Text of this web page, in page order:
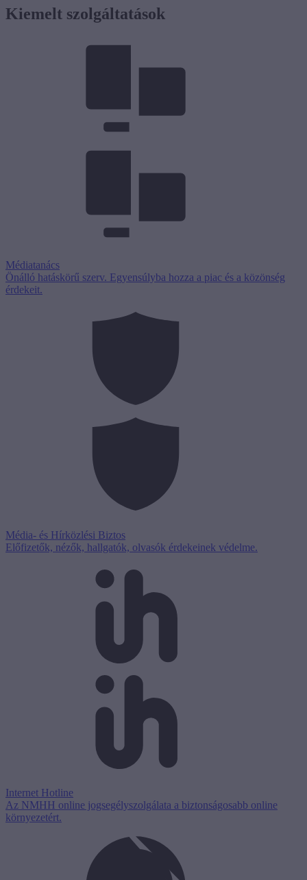
Kiemelt szolgáltatások
Médiatanács
Önálló hatáskörű szerv. Egyensúlyba hozza a piac és a közönség
érdekeit.
Média- és Hírközlési Biztos
Előfizetők, nézők, hallgatók, olvasók érdekeinek védelme.
Internet Hotline
Az NMHH online jogsegélyszolgálata a biztonságosabb online
környezetért.